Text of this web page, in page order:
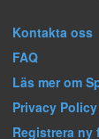
Kontakta oss
FAQ
Läs mer om
Privacy Policy
Registrera ny